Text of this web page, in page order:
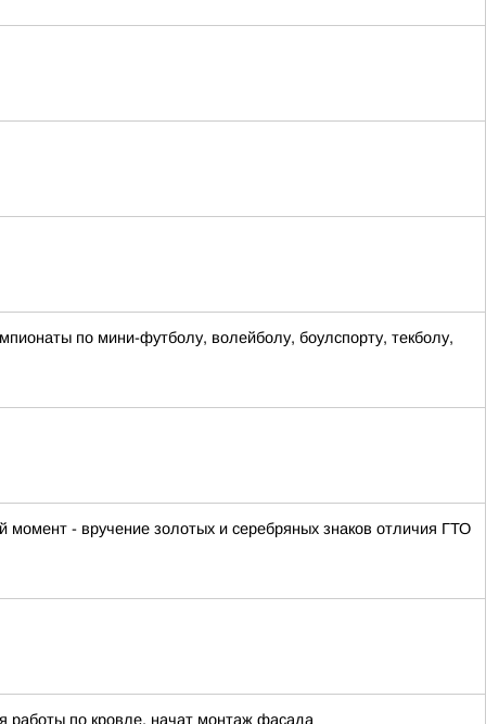
по мини-футболу, волейболу, боулспорту, текболу,
- вручение золотых и серебряных знаков отличия ГТО
работы по кровле, начат монтаж фасада